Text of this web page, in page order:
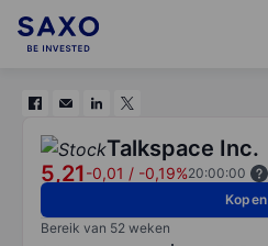
Talkspace Inc.
5,21-0,01 / -0,19%20:00:00
Kopen
Bereik van 52 weken